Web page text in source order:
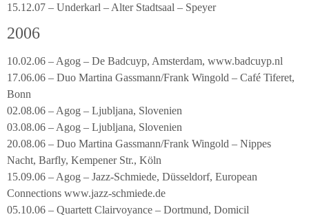
15.12.07 – Underkarl – Alter Stadtsaal – Speyer
2006
10.02.06 – Agog – De Badcuyp, Amsterdam, www.badcuyp.nl
17.06.06 – Duo Martina Gassmann/Frank Wingold – Café Tiferet,
Bonn
02.08.06 – Agog – Ljubljana, Slovenien
03.08.06 – Agog – Ljubljana, Slovenien
20.08.06 – Duo Martina Gassmann/Frank Wingold – Nippes
Nacht, Barfly, Kempener Str., Köln
15.09.06 – Agog – Jazz-Schmiede, Düsseldorf, European
Connections www.jazz-schmiede.de
05.10.06 – Quartett Clairvoyance – Dortmund, Domicil